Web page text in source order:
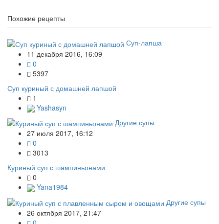
Похожие рецепты
Суп-лапша
11 декабря 2016, 16:09
0
5397
Суп куриный с домашней лапшой
1
Yashasyn
Другие супы
27 июля 2017, 16:12
0
3013
Куриный суп с шампиньонами
0
Yana1984
Другие супы
26 октября 2017, 21:47